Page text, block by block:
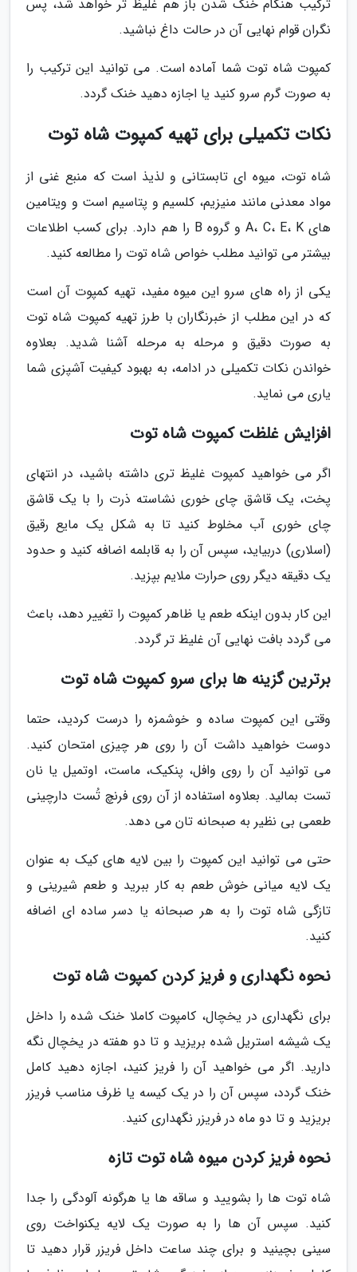
ترکیب هنگام خنک شدن باز هم غلیظ تر خواهد شد، پس
نگران قوام نهایی آن در حالت داغ نباشید.
کمپوت شاه توت شما آماده است. می توانید این ترکیب را
به صورت گرم سرو کنید یا اجازه دهید خنک گردد.
نکات تکمیلی برای تهیه کمپوت شاه توت
شاه توت، میوه ای تابستانی و لذیذ است که منبع غنی از
مواد معدنی مانند منیزیم، کلسیم و پتاسیم است و ویتامین
های A، C، E، K و گروه B را هم دارد. برای کسب اطلاعات
بیشتر می توانید مطلب خواص شاه توت را مطالعه کنید.
یکی از راه های سرو این میوه مفید، تهیه کمپوت آن است
که در این مطلب از خبرنگاران با طرز تهیه کمپوت شاه توت
به صورت دقیق و مرحله به مرحله آشنا شدید. بعلاوه
خواندن نکات تکمیلی در ادامه، به بهبود کیفیت آشپزی شما
یاری می نماید.
افزایش غلظت کمپوت شاه توت
اگر می خواهید کمپوت غلیظ تری داشته باشید، در انتهای
پخت، یک قاشق چای خوری نشاسته ذرت را با یک قاشق
چای خوری آب مخلوط کنید تا به شکل یک مایع رقیق
(اسلاری) دربیاید، سپس آن را به قابلمه اضافه کنید و حدود
یک دقیقه دیگر روی حرارت ملایم بپزید.
این کار بدون اینکه طعم یا ظاهر کمپوت را تغییر دهد، باعث
می گردد بافت نهایی آن غلیظ تر گردد.
برترین گزینه ها برای سرو کمپوت شاه توت
وقتی این کمپوت ساده و خوشمزه را درست کردید، حتما
دوست خواهید داشت آن را روی هر چیزی امتحان کنید.
می توانید آن را روی وافل، پنکیک، ماست، اوتمیل یا نان
تست بمالید. بعلاوه استفاده از آن روی فرنچ تُست دارچینی
طعمی بی نظیر به صبحانه تان می دهد.
حتی می توانید این کمپوت را بین لایه های کیک به عنوان
یک لایه میانی خوش طعم به کار ببرید و طعم شیرینی و
تازگی شاه توت را به هر صبحانه یا دسر ساده ای اضافه
کنید.
نحوه نگهداری و فریز کردن کمپوت شاه توت
برای نگهداری در یخچال، کامپوت کاملا خنک شده را داخل
یک شیشه استریل شده بریزید و تا دو هفته در یخچال نگه
دارید. اگر می خواهید آن را فریز کنید، اجازه دهید کامل
خنک گردد، سپس آن را در یک کیسه یا ظرف مناسب فریزر
بریزید و تا دو ماه در فریزر نگهداری کنید.
نحوه فریز کردن میوه شاه توت تازه
شاه توت ها را بشویید و ساقه ها یا هرگونه آلودگی را جدا
کنید. سپس آن ها را به صورت یک لایه یکنواخت روی
سینی بچینید و برای چند ساعت داخل فریزر قرار دهید تا